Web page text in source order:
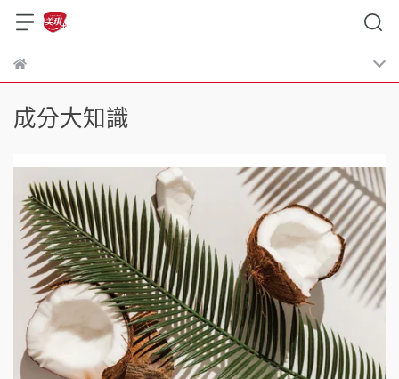
成分大知識